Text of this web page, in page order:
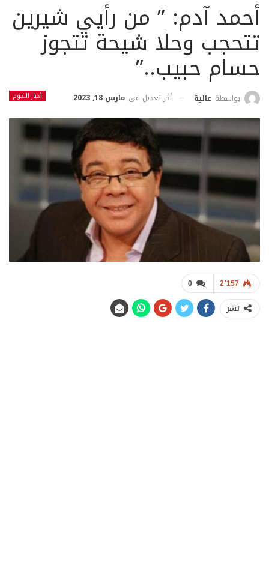
أحمد آدم: ” من رأيي شيرين
تتحجب وحلا شيحة تتجوز
حسام حبيب..”
أخبار النجوم بواسطة عالية أخر تعديل في مارس 18, 2023
0 2٬157
نشر